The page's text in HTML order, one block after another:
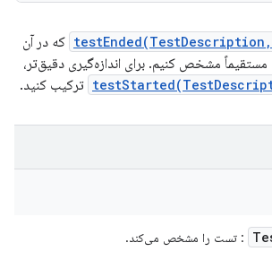
که در آن
مستقیماً مشخص کنیم. برای اندازه‌گیری دقیق‌تر،
ترکیب کنید.
: تست را مشخص می‌کند.